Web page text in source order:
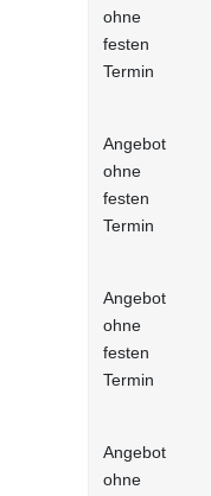
ohne
festen
Termin
Angebot
ohne
festen
Termin
Angebot
ohne
festen
Termin
Angebot
ohne